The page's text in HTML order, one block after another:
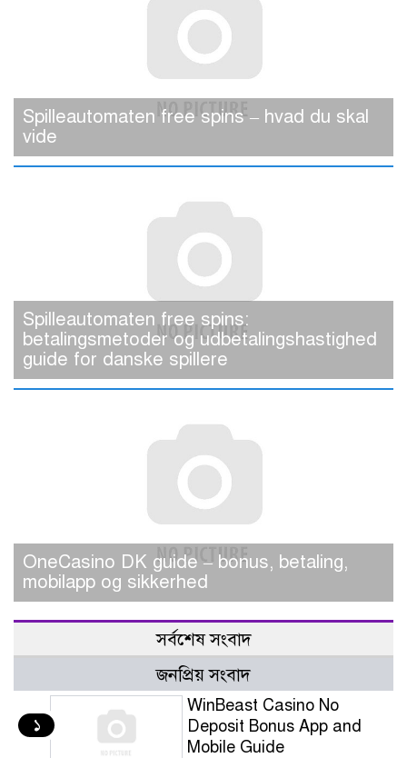
Spilleautomaten free spins – hvad du skal
vide
Spilleautomaten free spins:
betalingsmetoder og udbetalingshastighed
guide for danske spillere
OneCasino DK guide – bonus, betaling,
mobilapp og sikkerhed
সর্বশেষ সংবাদ
জনপ্রিয় সংবাদ
১
WinBeast Casino No
Deposit Bonus App and
Mobile Guide